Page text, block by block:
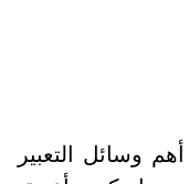
وسائل التعبير